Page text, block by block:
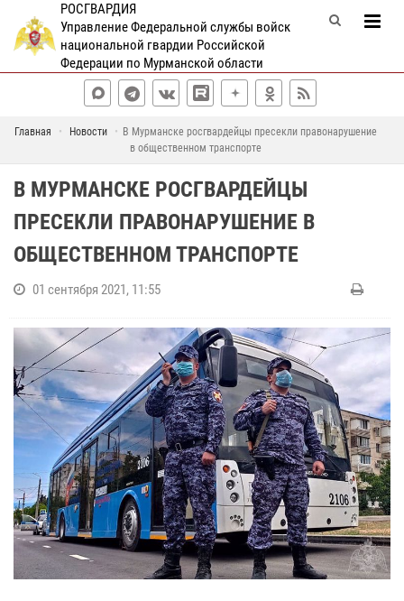
РОСГВАРДИЯ
Управление Федеральной службы войск
национальной гвардии Российской
Федерации по Мурманской области
Главная Новости
В Мурманске росгвардейцы пресекли правонарушение
в общественном транспорте
В МУРМАНСКЕ РОСГВАРДЕЙЦЫ
ПРЕСЕКЛИ ПРАВОНАРУШЕНИЕ В
ОБЩЕСТВЕННОМ ТРАНСПОРТЕ
01 сентября 2021, 11:55